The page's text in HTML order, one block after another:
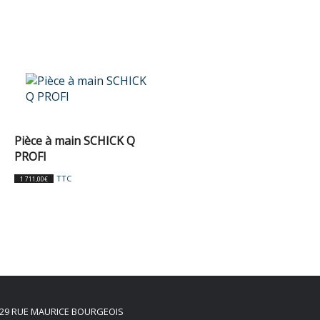
Pièce à main SCHICK Q
PROFI
1 711,00€ TTC
RUE MAURICE BOURGEOIS